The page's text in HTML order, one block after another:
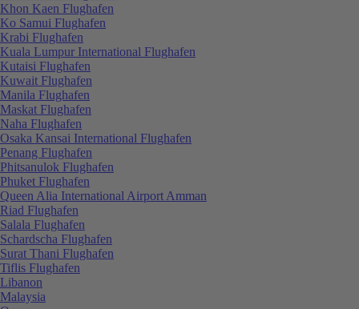
Khon Kaen Flughafen
Ko Samui Flughafen
Krabi Flughafen
Kuala Lumpur International Flughafen
Kutaisi Flughafen
Kuwait Flughafen
Manila Flughafen
Maskat Flughafen
Naha Flughafen
Osaka Kansai International Flughafen
Penang Flughafen
Phitsanulok Flughafen
Phuket Flughafen
Queen Alia International Airport Amman
Riad Flughafen
Salala Flughafen
Schardscha Flughafen
Surat Thani Flughafen
Tiflis Flughafen
Libanon
Malaysia